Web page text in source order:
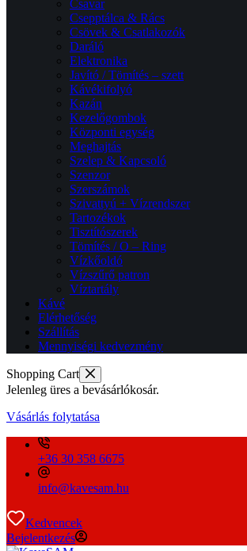
Csavar
Csepptálca & Rács
Csövek & Csatlakozók
Daráló
Elektronika
Javító / Tömítés – szett
Kávékifolyó
Kazán
Kezelőgombok
Központi egység
Meghajtás
Szelep & Kapcsoló
Szenzor
Szerszámok
Szivattyú + Vízrendszer
Tartozékok
Tisztítószerek
Tömítés / O – Ring
Vízkőoldó
Vízszűrő patron
Víztartály
Kávé
Elérhetőség
Szállítás
Mennyiségi kedvezmény
Shopping Cart
Jelenleg üres a bevásárlókosár.
Vásárlás folytatása
+36 30 358 6675
info@kavesam.hu
Kedvencek
Bejelentkezés